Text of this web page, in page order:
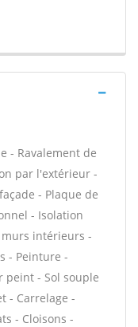
- Ravalement de
par l'extérieur -
- Plaque de
- Isolation
intérieurs -
- Peinture -
peint - Sol souple
- Carrelage -
- Cloisons -